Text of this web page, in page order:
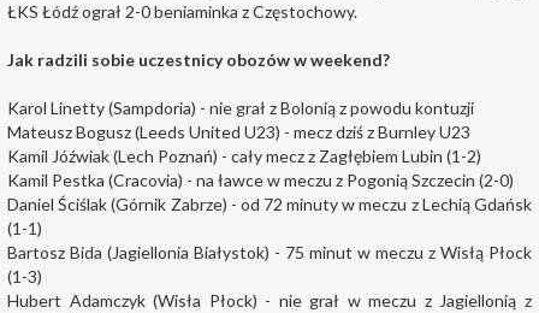
ŁKS Łódź ograł 2-0 beniaminka z Częstochowy.
Jak radzili sobie uczestnicy obozów w weekend?
Karol Linetty (Sampdoria) - nie grał z Bolonią z powodu kontuzji
Mateusz Bogusz (Leeds United U23) - mecz dziś z Burnley U23
Kamil Jóźwiak (Lech Poznań) - cały mecz z Zagłębiem Lubin (1-2)
Kamil Pestka (Cracovia) - na ławce w meczu z Pogonią Szczecin (2-0)
Daniel Ściślak (Górnik Zabrze) - od 72 minuty w meczu z Lechią Gdańsk
(1-1)
Bartosz Bida (Jagiellonia Białystok) - 75 minut w meczu z Wisłą Płock
(1-3)
Hubert Adamczyk (Wisła Płock) - nie grał w meczu z Jagiellonią z